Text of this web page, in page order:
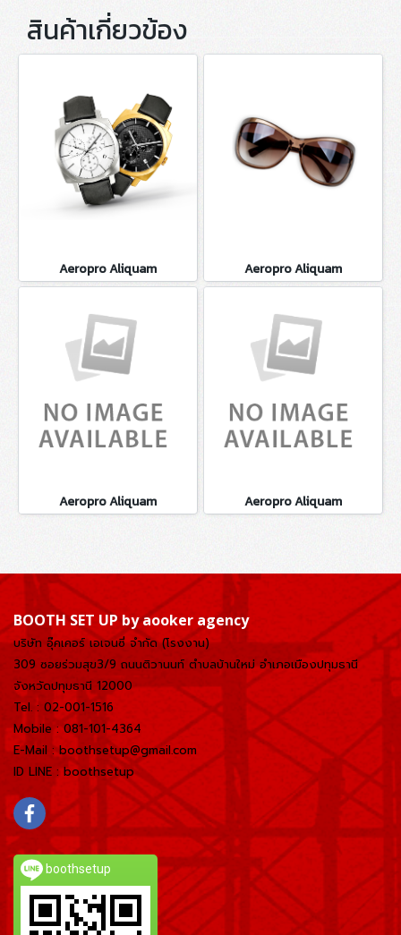
สินค้าเกี่ยวข้อง
Aeropro Aliquam Aeropro Aliquam
Aeropro Aliquam Aeropro Aliquam
BOOTH SET UP by aooker agency
บริษัท อุ๊คเคอร์ เอเจนซี่ จำกัด (โรงงาน)
309 ซอยร่วมสุข3/9 ถนนติวานนท์ ตำบลบ้านใหม่อำเภอเมืองปทุมธานี
จังหวัดปทุมธานี 12000
Tel. : 02-001-1516
Mobile : 081-101-4364
E-Mail : boothsetup@gmail.com
ID LINE : boothsetup
boothsetup